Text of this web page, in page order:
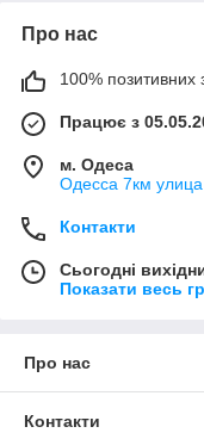
Про нас
100% позитивних з
Працює з
м. Одеса
Одесса 7км
Контакти
Сьогодні
Показати весь
Про нас
Контакти